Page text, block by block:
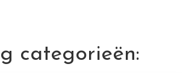
categorieën: